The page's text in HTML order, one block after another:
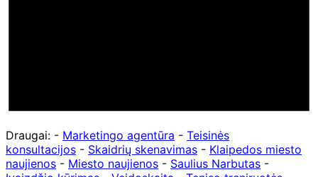
Draugai: - Marketingo agentūra - Teisinės
konsultacijos - Skaidrių skenavimas - Klaipedos miesto
naujienos - Miesto naujienos - Saulius Narbutas -